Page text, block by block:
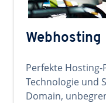
Webhosting
Perfekte
Technologie und
Domain,